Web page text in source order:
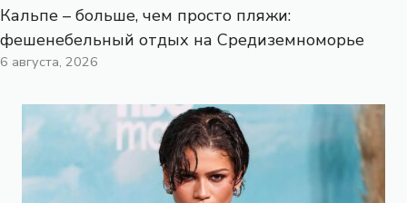
Кальпе – больше, чем просто пляжи:
фешенебельный отдых на Средиземноморье
6 августа, 2026